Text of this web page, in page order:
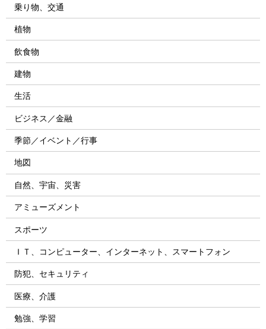
乗り物、交通
植物
飲食物
建物
生活
ビジネス／金融
季節／イベント／行事
地図
自然、宇宙、災害
アミューズメント
スポーツ
ＩＴ、コンピューター、インターネット、スマートフォン
防犯、セキュリティ
医療、介護
勉強、学習